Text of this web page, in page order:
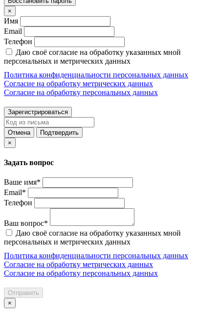
×
Имя
Email
Телефон
Даю своё согласие на обработку указанных мной
персональных и метрических данных
Политика конфиденциальности персональных данных
Согласие на обработку метрических данных
Согласие на обработку персональных данных
Зарегистрироваться
Отмена
Подтвердить
×
Задать вопрос
Ваше имя*
Email*
Телефон
Ваш вопрос*
Даю своё согласие на обработку указанных мной
персональных и метрических данных
Политика конфиденциальности персональных данных
Согласие на обработку метрических данных
Согласие на обработку персональных данных
Отправить
×